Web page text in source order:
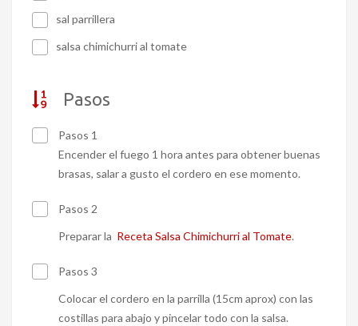
sal parrillera
salsa chimichurri al tomate
Pasos
Pasos 1
Encender el fuego 1 hora antes para obtener buenas
brasas, salar a gusto el cordero en ese momento.
Pasos 2
Preparar la Receta Salsa Chimichurri al Tomate.
Pasos 3
Colocar el cordero en la parrilla (15cm aprox) con las
costillas para abajo y pincelar todo con la salsa.